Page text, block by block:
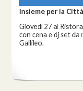
Insieme per la
Giovedì 27 al
con cena e dj set da
Gallileo.